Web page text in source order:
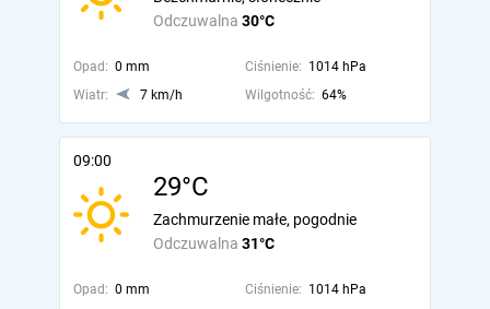
Odczuwalna 30°C
Opad: 0 mm Ciśnienie: 1014 hPa
Wiatr:
7 km/h Wilgotność: 64%
09:00
29°C
Odczuwalna 31°C
Zachmurzenie małe, pogodnie
Opad: 0 mm Ciśnienie: 1014 hPa